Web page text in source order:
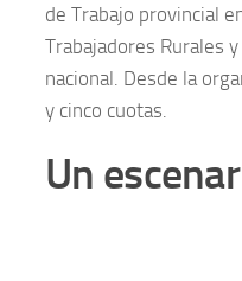
de Trabajo provincial
Trabajadores Rurales
nacional. Desde la
y cinco cuotas.
Un